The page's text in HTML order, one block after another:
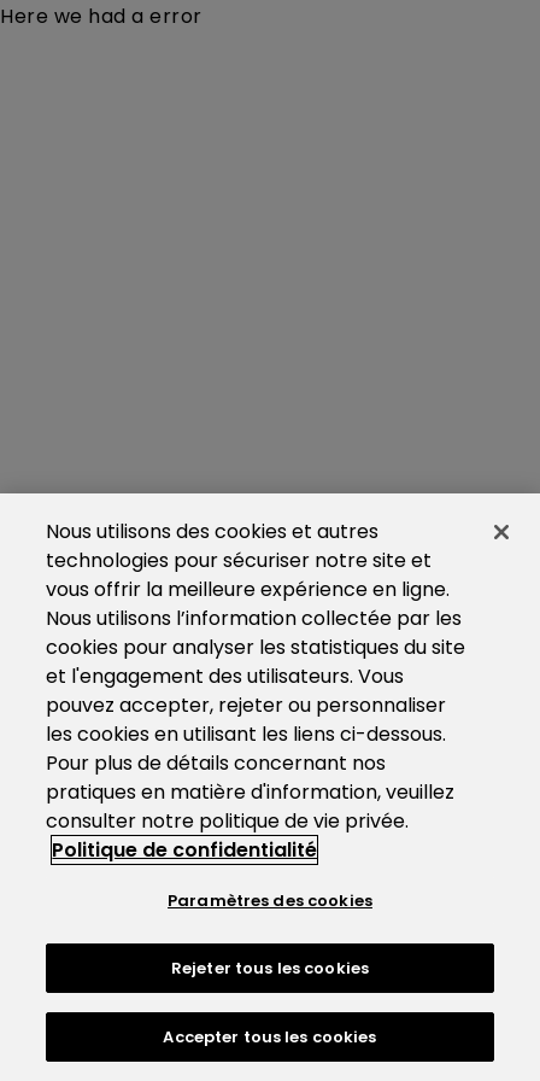
Here we had a error
Nous utilisons des cookies et autres
technologies pour sécuriser notre site et
vous offrir la meilleure expérience en ligne.
Nous utilisons l’information collectée par les
cookies pour analyser les statistiques du site
et l'engagement des utilisateurs. Vous
pouvez accepter, rejeter ou personnaliser
les cookies en utilisant les liens ci-dessous.
Pour plus de détails concernant nos
pratiques en matière d'information, veuillez
consulter notre politique de vie privée.
Politique de confidentialité
Paramètres des cookies
Rejeter tous les cookies
Accepter tous les cookies